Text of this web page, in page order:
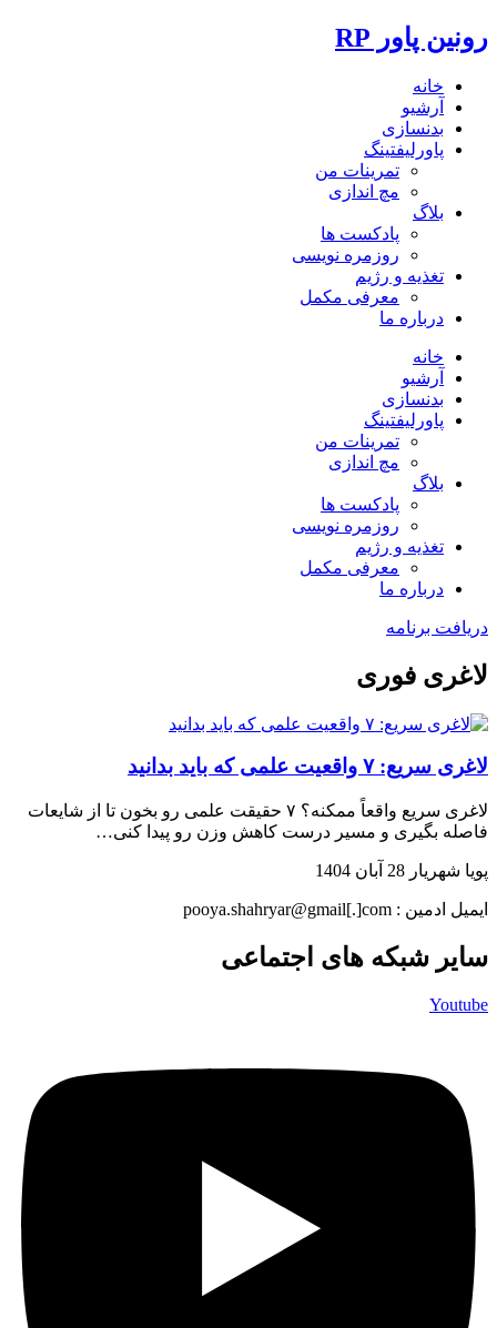
رونین پاور RP
خانه
آرشیو
بدنسازی
پاورلیفتینگ
تمرینات من
مچ اندازی
بلاگ
پادکست ها
روزمره نویسی
تغذیه و رژیم
معرفی مکمل
درباره ما
خانه
آرشیو
بدنسازی
پاورلیفتینگ
تمرینات من
مچ اندازی
بلاگ
پادکست ها
روزمره نویسی
تغذیه و رژیم
معرفی مکمل
درباره ما
دریافت برنامه
لاغری فوری
لاغری سریع: ۷ واقعیت علمی که باید بدانید
لاغری سریع واقعاً ممکنه؟ ۷ حقیقت علمی رو بخون تا از شایعات
فاصله بگیری و مسیر درست کاهش وزن رو پیدا کنی…
پویا شهریار 28 آبان 1404
ایمیل ادمین : pooya.shahryar@gmail[.]com
سایر شبکه های اجتماعی
Youtube